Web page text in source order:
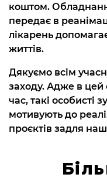
коштом.
передає в
лікарень
життів.
Дякуємо всім
заходу. Адже в цей
час, такі особисті
мотивують до
проєктів задля